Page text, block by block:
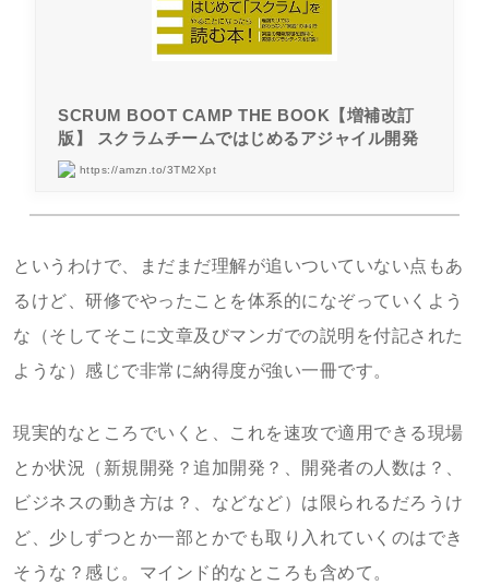
SCRUM BOOT CAMP THE BOOK【増補改訂
版】 スクラムチームではじめるアジャイル開発
https://amzn.to/3TM2Xpt
というわけで、まだまだ理解が追いついていない点もあ
るけど、研修でやったことを体系的になぞっていくよう
な（そしてそこに文章及びマンガでの説明を付記された
ような）感じで非常に納得度が強い一冊です。
現実的なところでいくと、これを速攻で適用できる現場
とか状況（新規開発？追加開発？、開発者の人数は？、
ビジネスの動き方は？、などなど）は限られるだろうけ
ど、少しずつとか一部とかでも取り入れていくのはでき
そうな？感じ。マインド的なところも含めて。